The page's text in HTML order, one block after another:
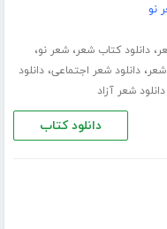
نو
،دانلود کتاب شعر،شعر نو،
،دانلود شعر اجتماعی،دانلود
دانلود شعر آزاد
دانلود کتاب